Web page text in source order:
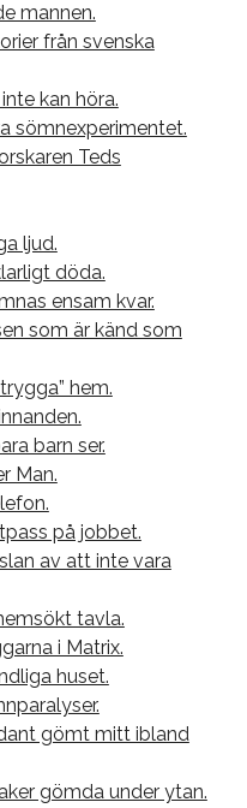
mannen.
från svenska
kan höra.
sömnexperimentet.
Teds
ljud.
döda.
ensam kvar.
som är känd som
hem.
barn ser.
Man.
på jobbet.
av att inte vara
tavla.
i Matrix.
huset.
gömt mitt ibland
gömda under ytan.